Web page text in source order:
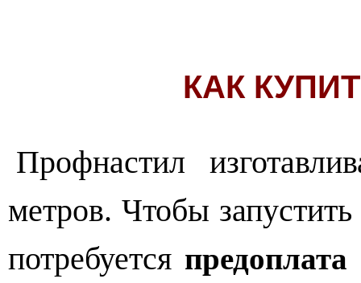
КАК
Профнастил
метров. Чтобы
потребуется